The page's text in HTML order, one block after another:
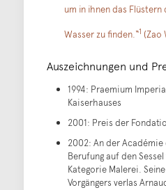
um in ihnen das
Wasser zu finden.“1 (Zao
Auszeichnungen und
1994: Praemium
Kaiserhauses
2001: Preis der
2002: An der
Berufung auf den
Kategorie Malerei.
Vorgängers verlas